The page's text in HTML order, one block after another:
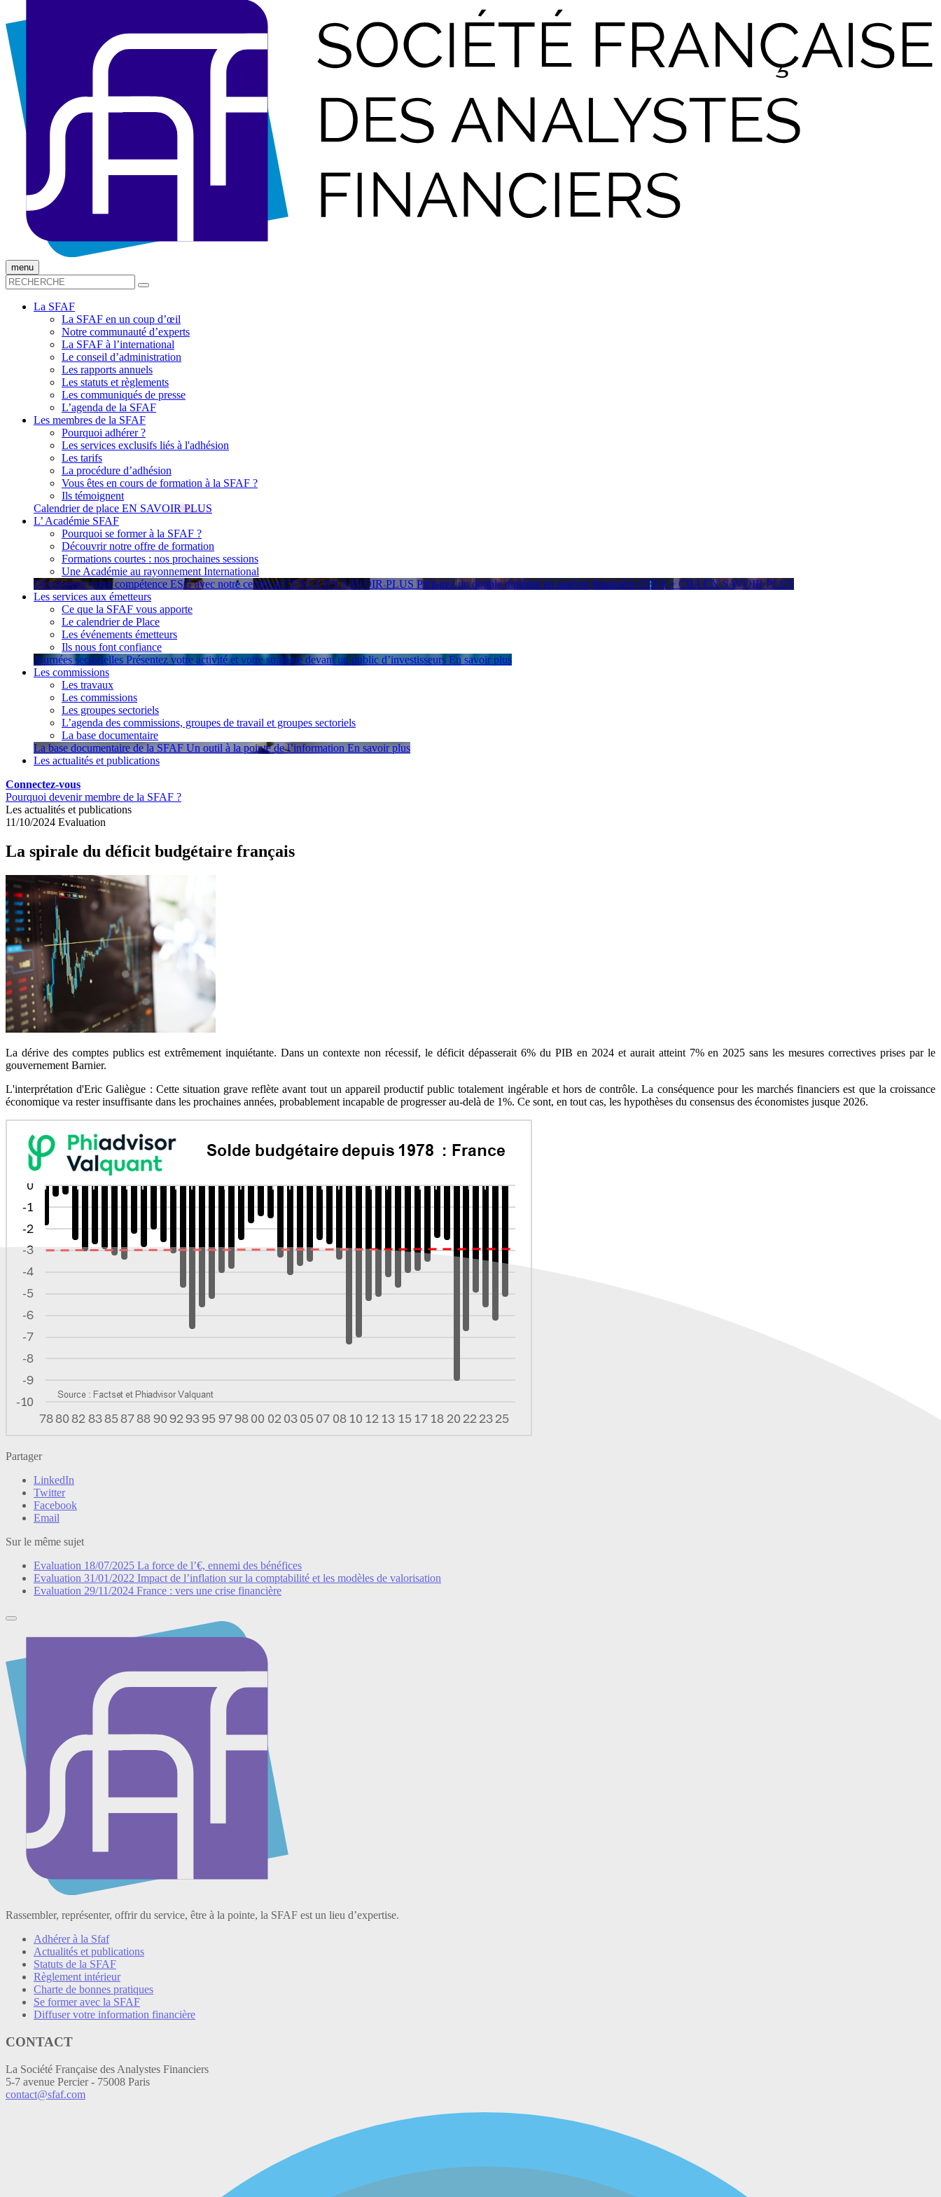
menu
La SFAF
La SFAF en un coup d’œil
Notre communauté d’experts
La SFAF à l’international
Le conseil d’administration
Les rapports annuels
Les statuts et règlements
Les communiqués de presse
L’agenda de la SFAF
Les membres de la SFAF
Pourquoi adhérer ?
Les services exclusifs liés à l'adhésion
Les tarifs
La procédure d’adhésion
Vous êtes en cours de formation à la SFAF ?
Ils témoignent
Calendrier de place EN SAVOIR PLUS
L’ Académie SFAF
Pourquoi se former à la SFAF ?
Découvrir notre offre de formation
Formations courtes : nos prochaines sessions
Une Académie au rayonnement International
Développez votre compétence ESG avec notre certificat CESGA EN SAVOIR PLUS Préparez un double diplôme en analyse financière CEFA + CIIA EN SAVOIR PLUS
Les services aux émetteurs
Ce que la SFAF vous apporte
Le calendrier de Place
Les événements émetteurs
Ils nous font confiance
Journées sectorielles Présentez votre activité et votre stratégie devant un public d’investisseurs En savoir plus
Les commissions
Les travaux
Les commissions
Les groupes sectoriels
L’agenda des commissions, groupes de travail et groupes sectoriels
La base documentaire
La base documentaire de la SFAF Un outil à la pointe de l’information En savoir plus
Les actualités et publications
Connectez-vous
Pourquoi devenir membre de la SFAF ?
Les actualités et publications
11/10/2024 Evaluation
La spirale du déficit budgétaire français
La dérive des comptes publics est extrêmement inquiétante. Dans un contexte non récessif, le déficit dépasserait 6% du PIB en 2024 et aurait atteint 7% en 2025 sans les mesures correctives prises par le
gouvernement Barnier.
L'interprétation d'Eric Galiègue : Cette situation grave reflète avant tout un appareil productif public totalement ingérable et hors de contrôle. La conséquence pour les marchés financiers est que la croissance
économique va rester insuffisante dans les prochaines années, probablement incapable de progresser au-delà de 1%. Ce sont, en tout cas, les hypothèses du consensus des économistes jusque 2026.
Partager
LinkedIn
Twitter
Facebook
Email
Sur le même sujet
Evaluation 18/07/2025 La force de l’€, ennemi des bénéfices
Evaluation 31/01/2022 Impact de l’inflation sur la comptabilité et les modèles de valorisation
Evaluation 29/11/2024 France : vers une crise financière
Rassembler, représenter, offrir du service, être à la pointe, la SFAF est un lieu d’expertise.
Adhérer à la Sfaf
Actualités et publications
Statuts de la SFAF
Règlement intérieur
Charte de bonnes pratiques
Se former avec la SFAF
Diffuser votre information financière
CONTACT
La Société Française des Analystes Financiers
5-7 avenue Percier - 75008 Paris
contact@sfaf.com